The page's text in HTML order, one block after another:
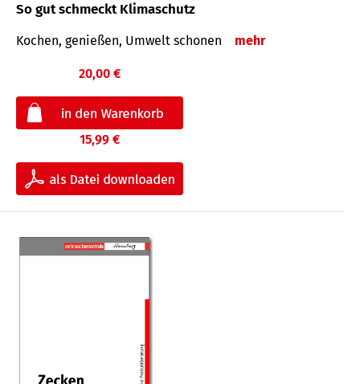
So gut schmeckt Klimaschutz
Kochen, genießen, Umwelt schonen mehr
20,00 €
15,99 €